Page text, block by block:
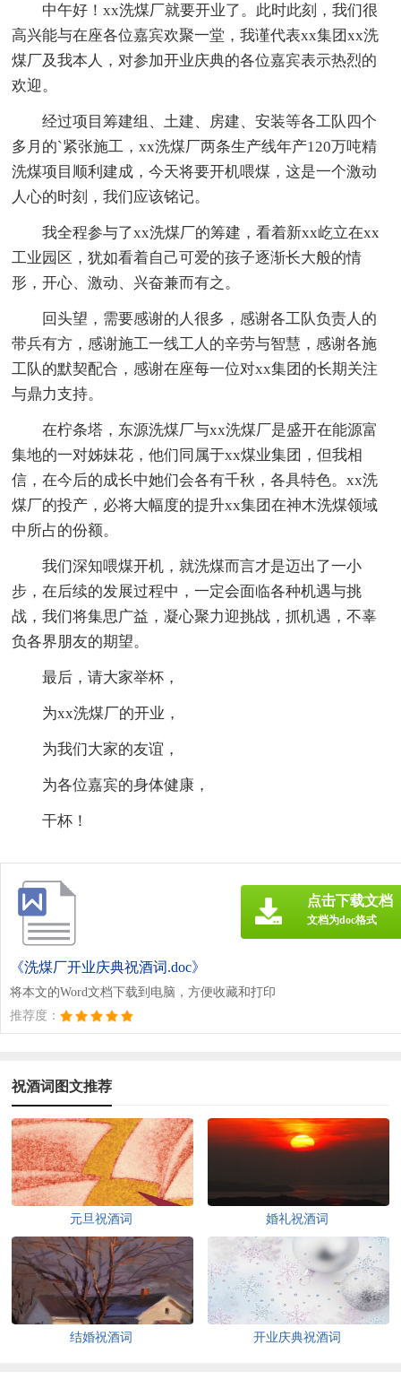
中午好！xx洗煤厂就要开业了。此时此刻，我们很
高兴能与在座各位嘉宾欢聚一堂，我谨代表xx集团xx洗
煤厂及我本人，对参加开业庆典的各位嘉宾表示热烈的
欢迎。
经过项目筹建组、土建、房建、安装等各工队四个
多月的`紧张施工，xx洗煤厂两条生产线年产120万吨精
洗煤项目顺利建成，今天将要开机喂煤，这是一个激动
人心的时刻，我们应该铭记。
我全程参与了xx洗煤厂的筹建，看着新xx屹立在xx
工业园区，犹如看着自己可爱的孩子逐渐长大般的情
形，开心、激动、兴奋兼而有之。
回头望，需要感谢的人很多，感谢各工队负责人的
带兵有方，感谢施工一线工人的辛劳与智慧，感谢各施
工队的默契配合，感谢在座每一位对xx集团的长期关注
与鼎力支持。
在柠条塔，东源洗煤厂与xx洗煤厂是盛开在能源富
集地的一对姊妹花，他们同属于xx煤业集团，但我相
信，在今后的成长中她们会各有千秋，各具特色。xx洗
煤厂的投产，必将大幅度的提升xx集团在神木洗煤领域
中所占的份额。
我们深知喂煤开机，就洗煤而言才是迈出了一小
步，在后续的发展过程中，一定会面临各种机遇与挑
战，我们将集思广益，凝心聚力迎挑战，抓机遇，不辜
负各界朋友的期望。
最后，请大家举杯，
为xx洗煤厂的开业，
为我们大家的友谊，
为各位嘉宾的身体健康，
干杯！
《洗煤厂开业庆典祝酒词.doc》
将本文的Word文档下载到电脑，方便收藏和打印
推荐度：
点击下载文档
文档为doc格式
祝酒词图文推荐
元旦祝酒词 婚礼祝酒词
结婚祝酒词 开业庆典祝酒词